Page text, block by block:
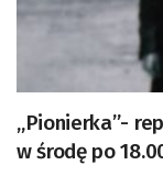
„Pionierka”-
w środę po